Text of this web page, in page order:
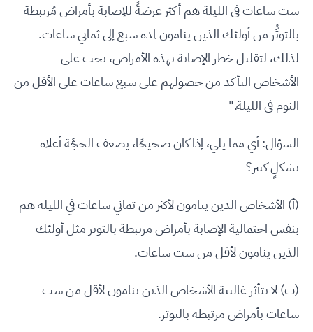
ست ساعات في الليلة هم أكثر عرضةً للإصابة بأمراض مُرتبطة
بالتوتُّر من أولئك الذين ينامون لمدة سبع إلى ثماني ساعات.
لذلك، لتقليل خطر الإصابة بهذه الأمراض، يجب على
الأشخاص التأكد من حصولهم على سبع ساعات على الأقل من
النوم في الليلة."
السؤال: أي مما يلي، إذا كان صحيحًا، يضعف الحجَّة أعلاه
بشكلٍ كبير؟
(أ) الأشخاص الذين ينامون لأكثر من ثماني ساعات في الليلة هم
بنفس احتمالية الإصابة بأمراض مرتبطة بالتوتر مثل أولئك
الذين ينامون لأقل من ست ساعات.
(ب) لا يتأثر غالبية الأشخاص الذين ينامون لأقل من ست
ساعات بأمراض مرتبطة بالتوتر.